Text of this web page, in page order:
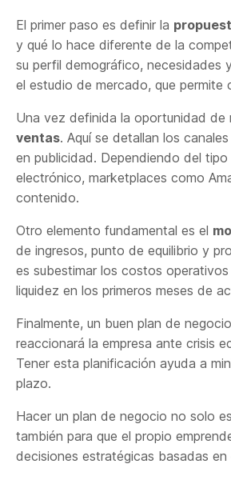
El primer paso es definir la
y qué lo hace diferente de la
su perfil demográfico,
el estudio de mercado, que
Una vez definida la oportunidad
ventas. Aquí se detallan los
en publicidad. Dependiendo del
electrónico, marketplaces como
contenido.
Otro elemento fundamental es el
de ingresos, punto de equilibrio y
es subestimar los costos
liquidez en los primeros meses de
Finalmente, un buen plan de
reaccionará la empresa ante crisis
Tener esta planificación ayuda a
plazo.
Hacer un plan de negocio no solo
también para que el propio
decisiones estratégicas basadas